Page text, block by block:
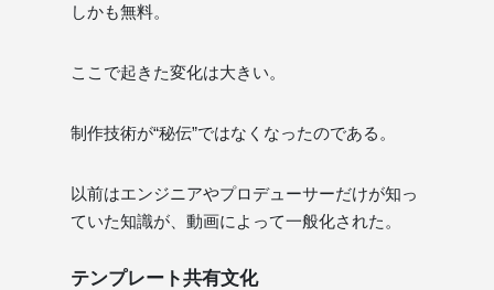
しかも無料。
ここで起きた変化は大きい。
制作技術が“秘伝”ではなくなったのである。
以前はエンジニアやプロデューサーだけが知っ
ていた知識が、動画によって一般化された。
テンプレート共有文化